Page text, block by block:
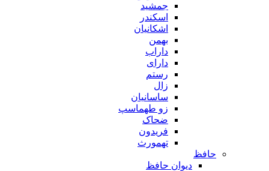
جمشید
اسکندر
اشکانیان
بهمن
داراب
دارای
رستم
زال
ساسانیان
زو طهماسپ‏
ضحاک
فریدون
تهمورث
حافظ
دیوان حافظ